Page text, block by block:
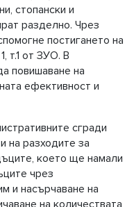
стопански и
разделно. Чрез
постигането на
т.1 от ЗУО. В
повишаване на
ефективност и
сгради
на разходите за
което ще намали
чрез
и насърчаване на